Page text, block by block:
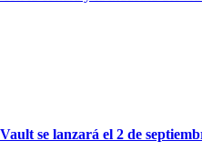
se lanzará el 2 de